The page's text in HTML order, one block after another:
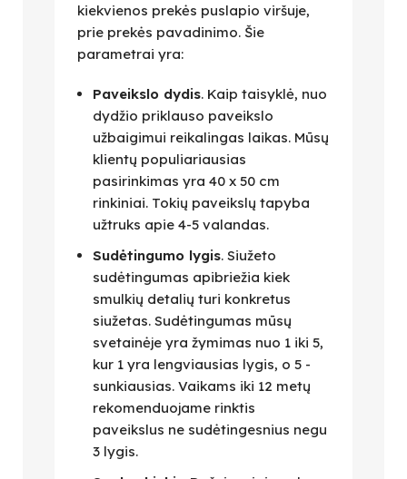
kiekvienos prekės puslapio viršuje,
prie prekės pavadinimo. Šie
parametrai yra:
Paveikslo dydis. Kaip taisyklė, nuo
dydžio priklauso paveikslo
užbaigimui reikalingas laikas. Mūsų
klientų populiariausias
pasirinkimas yra 40 x 50 cm
rinkiniai. Tokių paveikslų tapyba
užtruks apie 4-5 valandas.
Sudėtingumo lygis. Siužeto
sudėtingumas apibriežia kiek
smulkių detalių turi konkretus
siužetas. Sudėtingumas mūsų
svetainėje yra žymimas nuo 1 iki 5,
kur 1 yra lengviausias lygis, o 5 -
sunkiausias. Vaikams iki 12 metų
rekomenduojame rinktis
paveikslus ne sudėtingesnius negu
3 lygis.